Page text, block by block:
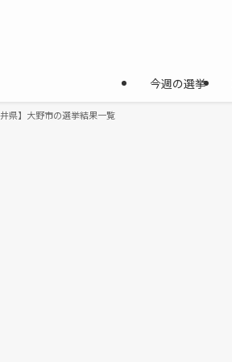
今週の選挙
井県】大野市の選挙結果一覧